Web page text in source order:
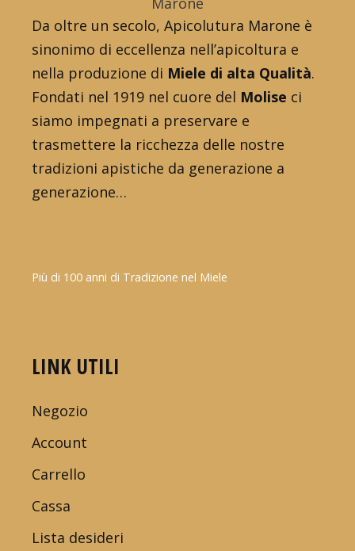
Da oltre un secolo, Apicolutura Marone è
sinonimo di eccellenza nell’apicoltura e
nella produzione di Miele di alta Qualità.
Fondati nel 1919 nel cuore del Molise ci
siamo impegnati a preservare e
trasmettere la ricchezza delle nostre
tradizioni apistiche da generazione a
generazione…
Più di 100 anni di Tradizione nel Miele
LINK UTILI
Negozio
Account
Carrello
Cassa
Lista desideri